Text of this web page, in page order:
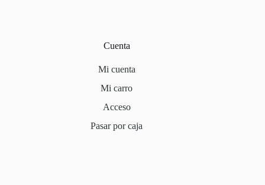
Cuenta
Mi cuenta
Mi carro
Acceso
Pasar por caja